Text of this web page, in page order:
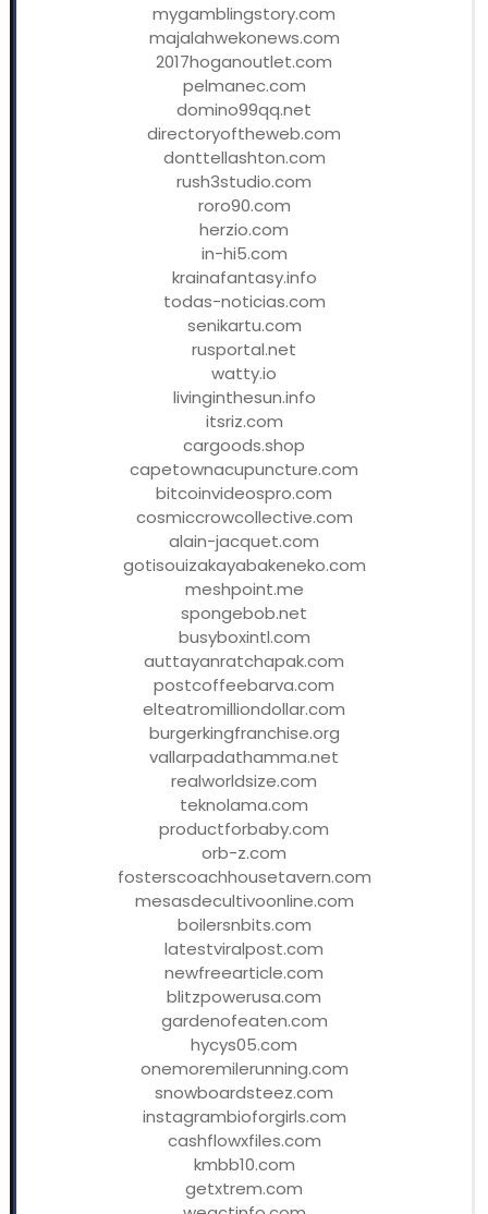
mygamblingstory.com
majalahwekonews.com
2017hoganoutlet.com
pelmanec.com
domino99qq.net
directoryoftheweb.com
donttellashton.com
rush3studio.com
roro90.com
herzio.com
in-hi5.com
krainafantasy.info
todas-noticias.com
senikartu.com
rusportal.net
watty.io
livinginthesun.info
itsriz.com
cargoods.shop
capetownacupuncture.com
bitcoinvideospro.com
cosmiccrowcollective.com
alain-jacquet.com
gotisouizakayabakeneko.com
meshpoint.me
spongebob.net
busyboxintl.com
auttayanratchapak.com
postcoffeebarva.com
elteatromilliondollar.com
burgerkingfranchise.org
vallarpadathamma.net
realworldsize.com
teknolama.com
productforbaby.com
orb-z.com
fosterscoachhousetavern.com
mesasdecultivoonline.com
boilersnbits.com
latestviralpost.com
newfreearticle.com
blitzpowerusa.com
gardenofeaten.com
hycys05.com
onemoremilerunning.com
snowboardsteez.com
instagrambioforgirls.com
cashflowxfiles.com
kmbb10.com
getxtrem.com